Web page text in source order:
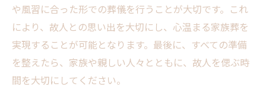
や風習に合った形での葬儀を行うことが大切です。これ
により、故人との思い出を大切にし、心温まる家族葬を
実現することが可能となります。最後に、すべての準備
を整えたら、家族や親しい人々とともに、故人を偲ぶ時
間を大切にしてください。